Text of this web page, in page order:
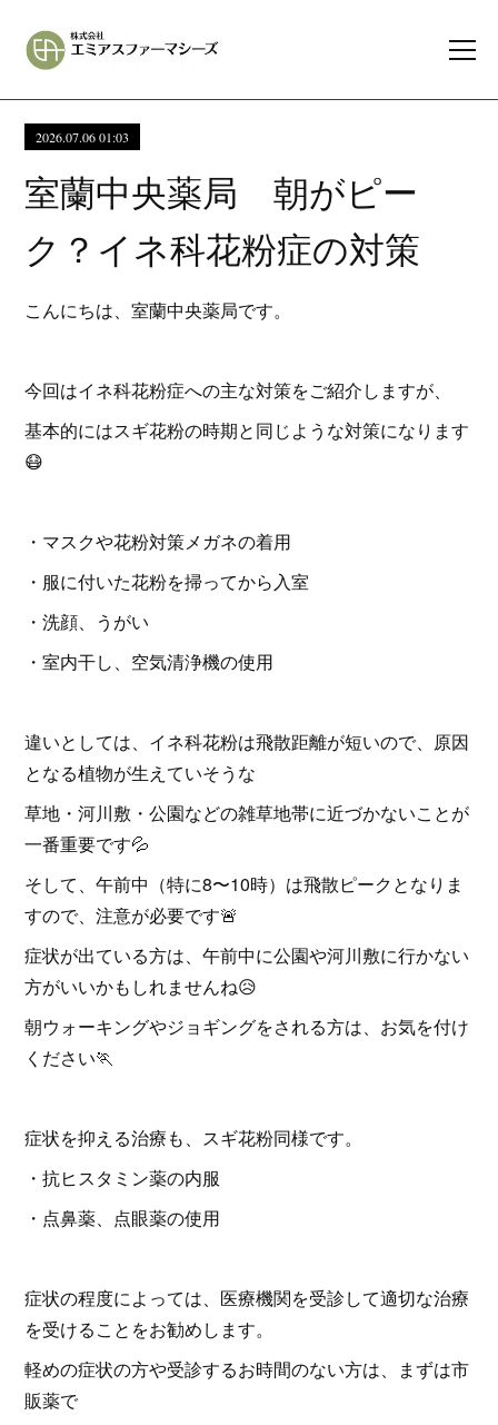
2026.07.06 01:03
室蘭中央薬局 朝がピー
ク？イネ科花粉症の対策
こんにちは、室蘭中央薬局です。
今回はイネ科花粉症への主な対策をご紹介しますが、
基本的にはスギ花粉の時期と同じような対策になります
😷
・マスクや花粉対策メガネの着用
・服に付いた花粉を掃ってから入室
・洗顔、うがい
・室内干し、空気清浄機の使用
違いとしては、イネ科花粉は飛散距離が短いので、原因
となる植物が生えていそうな
草地・河川敷・公園などの雑草地帯に近づかないことが
一番重要です💦
そして、午前中（特に8〜10時）は飛散ピークとなりま
すので、注意が必要です🚨
症状が出ている方は、午前中に公園や河川敷に行かない
方がいいかもしれませんね😥
朝ウォーキングやジョギングをされる方は、お気を付け
ください🏃
症状を抑える治療も、スギ花粉同様です。
・抗ヒスタミン薬の内服
・点鼻薬、点眼薬の使用
症状の程度によっては、医療機関を受診して適切な治療
を受けることをお勧めします。
軽めの症状の方や受診するお時間のない方は、まずは市
販薬で